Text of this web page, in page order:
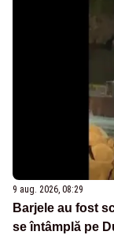
9 aug. 2026, 08:29
Barjele au fost
se întâmplă pe